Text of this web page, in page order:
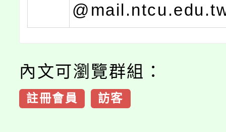
內文可瀏覽群組：
註冊會員 訪客